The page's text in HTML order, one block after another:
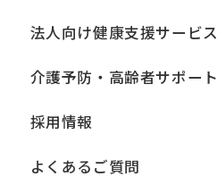
法人向け健康支援サービス
介護予防・高齢者サポート
採用情報
よくあるご質問